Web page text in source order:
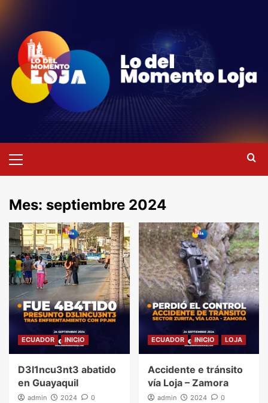
contenido
primario
Mes: septiembre 2024
ECUADOR INICIO
D3l1ncu3nt3 abatido
en Guayaquil
admin 2024 0
ECUADOR INICIO LOJA
Accidente e tránsito
vía Loja – Zamora
admin 2024 0